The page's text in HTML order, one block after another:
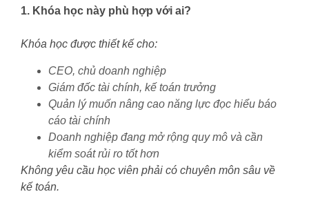
1. Khóa học này phù hợp với ai?
Khóa học được thiết kế cho:
CEO, chủ doanh nghiệp
Giám đốc tài chính, kế toán trưởng
Quản lý muốn nâng cao năng lực đọc hiểu báo
cáo tài chính
Doanh nghiệp đang mở rộng quy mô và cần
kiểm soát rủi ro tốt hơn
Không yêu cầu học viên phải có chuyên môn sâu về
kế toán.